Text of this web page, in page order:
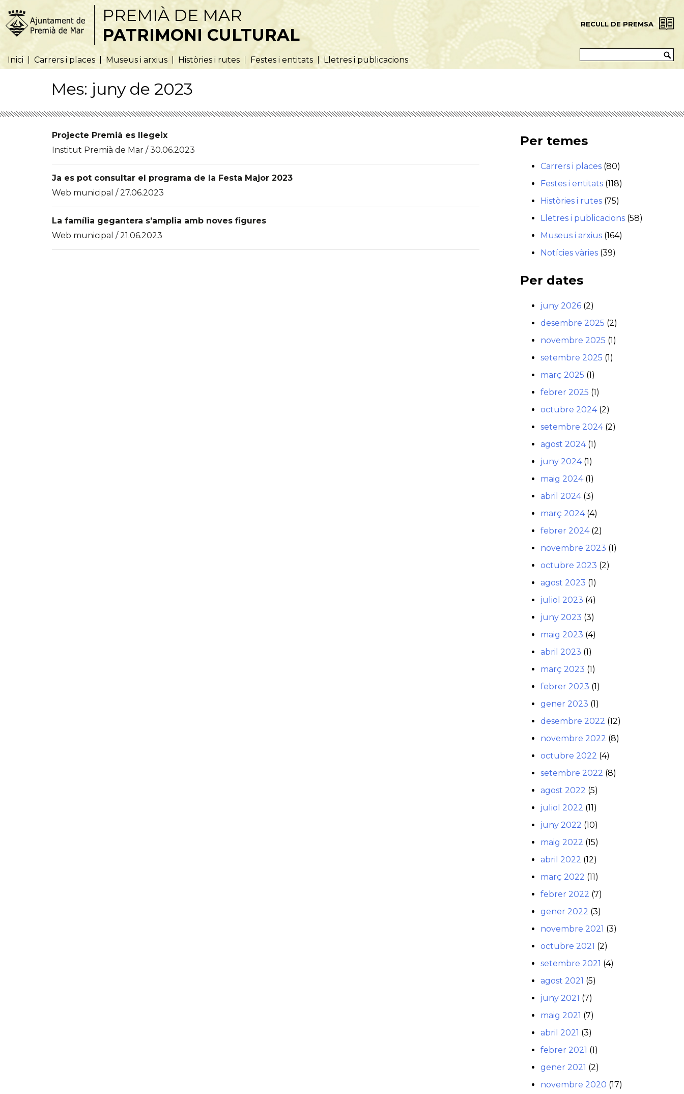
PREMIÀ DE MAR
PATRIMONI CULTURAL
Inici Carrers i places Museus i arxius Històries i rutes Festes i entitats Lletres i publicacions
RECULL DE PREMSA
Mes: juny de 2023
Projecte Premià es llegeix
Institut Premià de Mar / 30.06.2023
Ja es pot consultar el programa de la Festa Major 2023
Web municipal / 27.06.2023
La família gegantera s’amplia amb noves figures
Web municipal / 21.06.2023
Per temes
Carrers i places (80)
Festes i entitats (118)
Històries i rutes (75)
Lletres i publicacions (58)
Museus i arxius (164)
Notícies vàries (39)
Per dates
juny 2026 (2)
desembre 2025 (2)
novembre 2025 (1)
setembre 2025 (1)
març 2025 (1)
febrer 2025 (1)
octubre 2024(2)
setembre 2024(2)
agost 2024(1)
juny 2024(1)
maig 2024(1)
abril 2024(3)
març 2024(4)
febrer 2024(2)
novembre 2023 (1)
octubre 2023 (2)
agost 2023 (1)
juliol 2023 (4)
juny 2023 (3)
maig 2023 (4)
abril 2023 (1)
març 2023 (1)
febrer 2023 (1)
gener 2023 (1)
desembre 2022 (12)
novembre 2022 (8)
octubre 2022 (4)
setembre 2022 (8)
agost 2022 (5)
juliol 2022 (11)
juny 2022 (10)
maig 2022 (15)
abril 2022 (12)
març 2022 (11)
febrer 2022 (7)
gener 2022 (3)
novembre 2021 (3)
octubre 2021 (2)
setembre 2021 (4)
agost 2021 (5)
juny 2021 (7)
maig 2021 (7)
abril 2021 (3)
febrer 2021 (1)
gener 2021 (2)
novembre 2020 (17)